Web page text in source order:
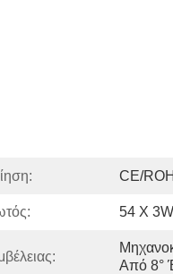
CE/
54 X
Από 8°